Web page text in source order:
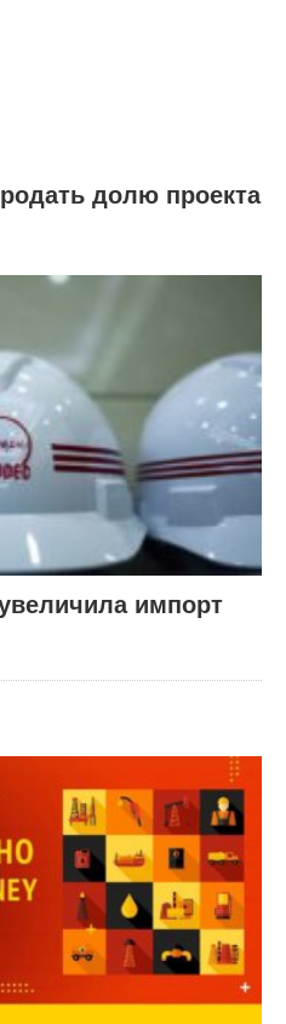
долю проекта
импорт